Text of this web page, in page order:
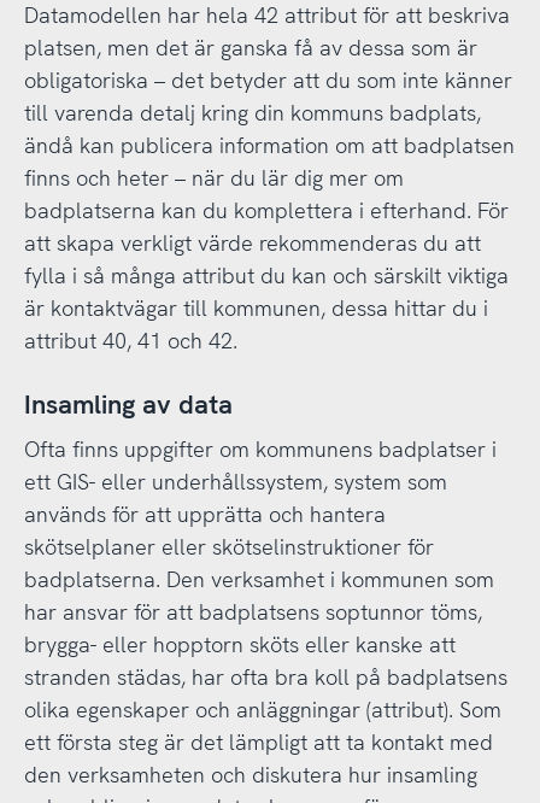
Datamodellen har hela 42 attribut för att beskriva
platsen, men det är ganska få av dessa som är
obligatoriska – det betyder att du som inte känner
till varenda detalj kring din kommuns badplats,
ändå kan publicera information om att badplatsen
finns och heter – när du lär dig mer om
badplatserna kan du komplettera i efterhand. För
att skapa verkligt värde rekommenderas du att
fylla i så många attribut du kan och särskilt viktiga
är kontaktvägar till kommunen, dessa hittar du i
attribut 40, 41 och 42.
Insamling av data
Ofta finns uppgifter om kommunens badplatser i
ett GIS- eller underhållssystem, system som
används för att upprätta och hantera
skötselplaner eller skötselinstruktioner för
badplatserna. Den verksamhet i kommunen som
har ansvar för att badplatsens soptunnor töms,
brygga- eller hopptorn sköts eller kanske att
stranden städas, har ofta bra koll på badplatsens
olika egenskaper och anläggningar (attribut). Som
ett första steg är det lämpligt att ta kontakt med
den verksamheten och diskutera hur insamling